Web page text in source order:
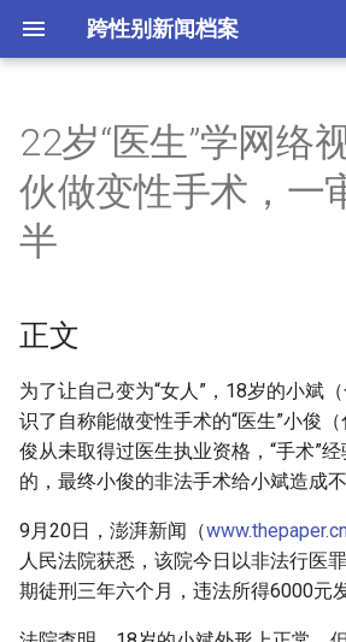
跨性别新闻档案
i
i
z
g
s
正文
摘要与附加信息
22岁“医生”学网络
伙做变性手术，一
半
正文
为了让自己变为“女人”，18岁的小斌
识了自称能做变性手术的“医生”小俊
俊从未取得过医生执业资格，“手术”
的，最终小俊的非法手术给小斌造成
9月20日，澎湃新闻（
人民法院获悉，该院今日以非法行医
期徒刑三年六个月，违法所得6000元